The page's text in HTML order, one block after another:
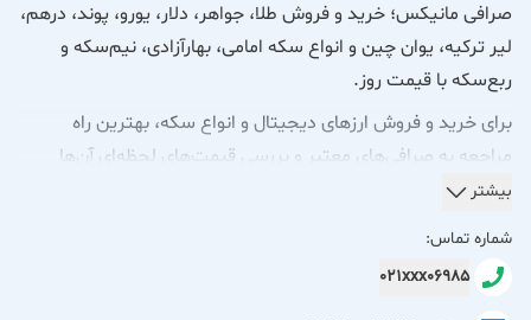
صرافی مانیکس؛ خرید و فروش طلا، جواهر، دلار، یورو، پوند، درهم،
لیر ترکیه، یوان چین و انواع سکه امامی، بهارآزادی، نیم‌سکه و
ربع‌سکه با قیمت روز.
برای خرید و فروش ارزهای دیجیتال و انواع سکه، بهترین راه
مراجعه به صرافی‌های معتبر و بررسی قیمت‌های لحظه‌ای آن‌ها
است. با توجه به نوسانات بازار، قیمت‌ها به سرعت تغییر می‌کنند.
در صورت تمایل، می‌توانم قیمت لحظه‌ای ارزهای مورد نظر شما را از
طریق جستجو در وب پیدا کنم. لطفاً مشخص کنید کدام ارزها یا
بیشتر
شماره تماس:
021xxx06985